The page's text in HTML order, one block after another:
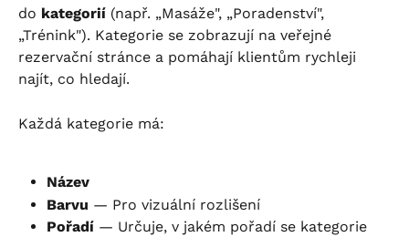
do kategorií (např. „Masáže", „Poradenství",
„Trénink"). Kategorie se zobrazují na veřejné
rezervační stránce a pomáhají klientům rychleji
najít, co hledají.
Každá kategorie má:
Název
Barvu — Pro vizuální rozlišení
Pořadí — Určuje, v jakém pořadí se kategorie